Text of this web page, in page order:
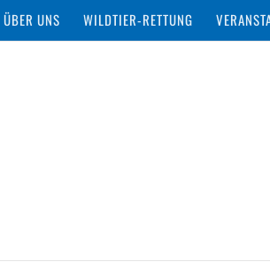
ÜBER UNS WILDTIER-RETTUNG